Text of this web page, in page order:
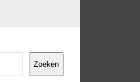
Zoeken